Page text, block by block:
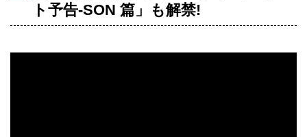
ト予告-SON 篇」も解禁!